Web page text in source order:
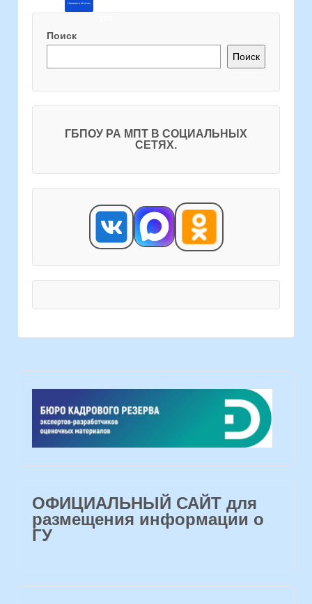
Напишите об этом
Поиск
Поиск
ГБПОУ РА МПТ В СОЦИАЛЬНЫХ
СЕТЯХ.
ОФИЦИАЛЬНЫЙ САЙТ для
размещения информации о
ГУ